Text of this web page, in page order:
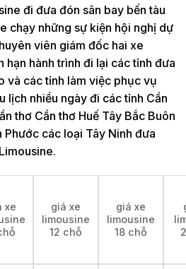
đi đưa đón sân bay bến tàu
chạy những sự kiện hội nghị dự
viên giám đốc hai xe
hạn hành trình đi lại các tỉnh đưa
và các tỉnh làm việc phục vụ
lịch nhiều ngày đi các tỉnh Cần
thơ Cần thơ Huế Tây Bắc Buôn
các loại Tây Ninh đưa
xe
giá xe
limousine
12 chỗ
giá xe
limousine
18 chỗ